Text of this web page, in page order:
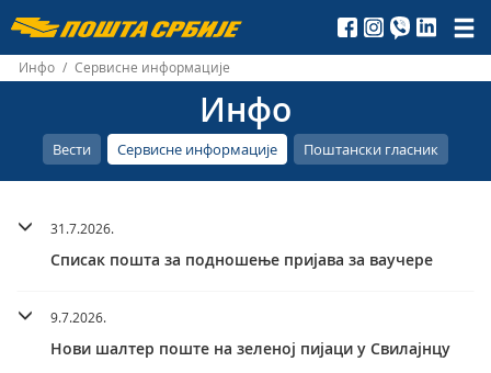
Пошта
Србије
д.о.о.
Инфо / Сервисне информације
Инфо
Вести Сервисне информације Поштански гласник
31.7.2026.
Списак пошта за подношење пријава за ваучере
9.7.2026.
Нови шалтер поште на зеленој пијаци у Свилајнцу